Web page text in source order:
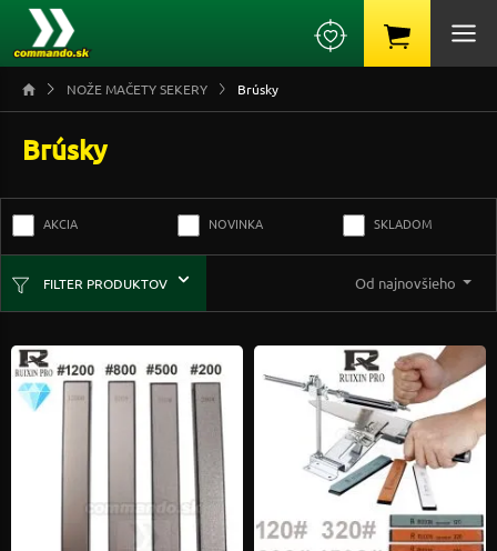
NOŽE MAČETY SEKERY Brúsky
Brúsky
AKCIA NOVINKA SKLADOM
FILTER PRODUKTOV Od najnovšieho